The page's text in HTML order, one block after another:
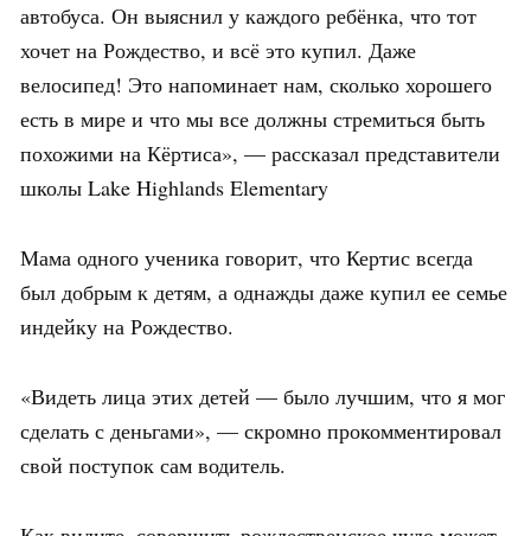
автобуса. Он выяснил у каждого ребёнка, что тот
хочет на Рождество, и всё это купил. Даже
велосипед! Это напоминает нам, сколько хорошего
есть в мире и что мы все должны стремиться быть
похожими на Кёртиса», — рассказал представители
школы Lake Highlands Elementary
Мама одного ученика говорит, что Кертис всегда
был добрым к детям, а однажды даже купил ее семье
индейку на Рождество.
«Видеть лица этих детей — было лучшим, что я мог
сделать с деньгами», — скромно прокомментировал
свой поступок сам водитель.